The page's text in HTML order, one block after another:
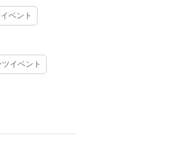
ベント
イベント